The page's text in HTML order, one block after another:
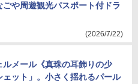
ごや周遊観光パスポート付ドラ
(2026/7/22)
ルメール《真珠の耳飾りの少
ェット」。小さく揺れるパール